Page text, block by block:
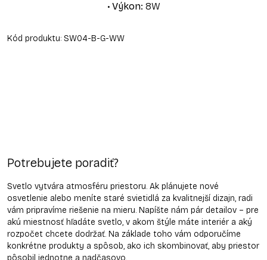
• Výkon: 8W
Kód produktu: SW04-B-G-WW
Potrebujete poradiť?
Svetlo vytvára atmosféru priestoru. Ak plánujete nové
osvetlenie alebo meníte staré svietidlá za kvalitnejší dizajn, radi
vám pripravíme riešenie na mieru. Napíšte nám pár detailov – pre
akú miestnosť hľadáte svetlo, v akom štýle máte interiér a aký
rozpočet chcete dodržať. Na základe toho vám odporučíme
konkrétne produkty a spôsob, ako ich skombinovať, aby priestor
pôsobil jednotne a nadčasovo.